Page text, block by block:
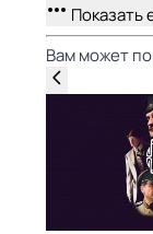
Показать
Вам может